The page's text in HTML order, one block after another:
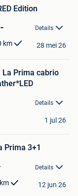
Edition
Details
km 28 mei 26
La Prima cabrio
Details
1 jul 26
Prima 3+1
Details
km 12 jun 26